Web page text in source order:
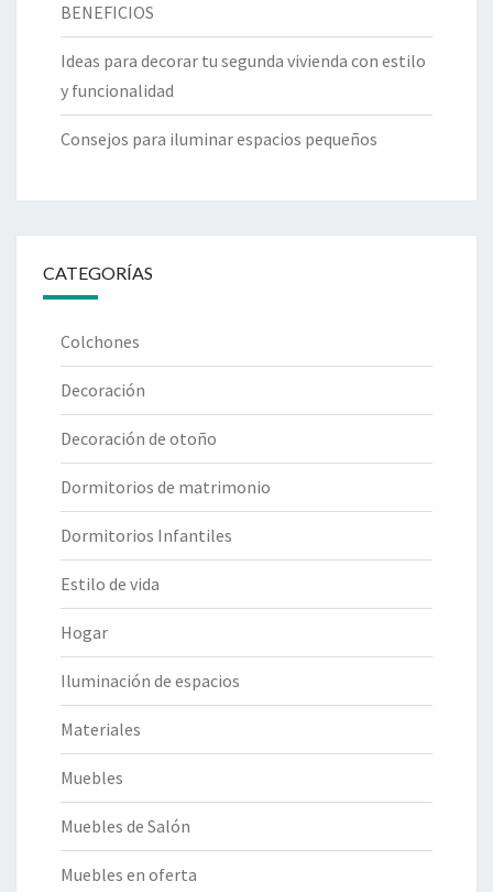
BENEFICIOS
Ideas para decorar tu segunda vivienda con estilo
y funcionalidad
Consejos para iluminar espacios pequeños
CATEGORÍAS
Colchones
Decoración
Decoración de otoño
Dormitorios de matrimonio
Dormitorios Infantiles
Estilo de vida
Hogar
Iluminación de espacios
Materiales
Muebles
Muebles de Salón
Muebles en oferta